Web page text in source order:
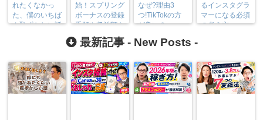
れたくなかっ
た、僕のいちば
ん恥ずかしい話
始！スプリング
ボーナスの登録
手順や収益額を
解説
なぜ?理由3
つ!TikTokの方
が良い？
るインスタグラ
マーになる必須
の考え方
最新記事 - New Posts -